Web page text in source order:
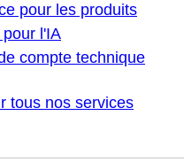
pour les produits
l'IA
compte technique
tous nos services